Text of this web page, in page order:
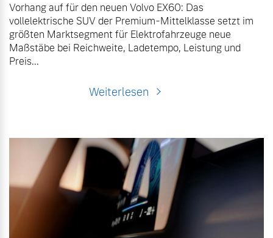
Vorhang auf für den neuen Volvo EX60: Das
vollelektrische SUV der Premium-Mittelklasse setzt im
größten Marktsegment für Elektrofahrzeuge neue
Maßstäbe bei Reichweite, Ladetempo, Leistung und
Preis...
Weiterlesen